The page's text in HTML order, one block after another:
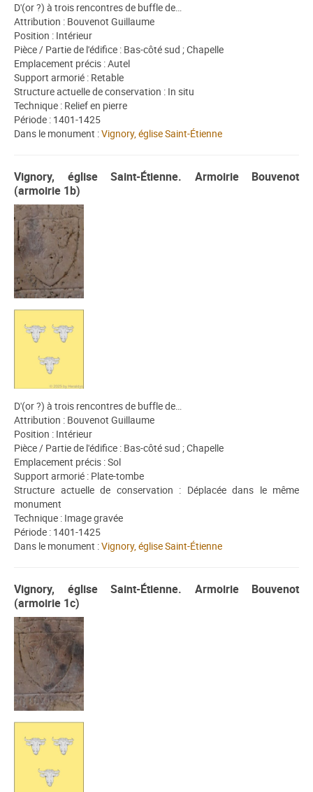
D'(or ?) à trois rencontres de buffle de…
Attribution : Bouvenot Guillaume
Position : Intérieur
Pièce / Partie de l'édifice : Bas-côté sud ; Chapelle
Emplacement précis : Autel
Support armorié : Retable
Structure actuelle de conservation : In situ
Technique : Relief en pierre
Période : 1401-1425
Dans le monument :Vignory, église Saint-Étienne
Vignory, église Saint-Étienne. Armoirie Bouvenot
(armoirie 1b)
D'(or ?) à trois rencontres de buffle de…
Attribution : Bouvenot Guillaume
Position : Intérieur
Pièce / Partie de l'édifice : Bas-côté sud ; Chapelle
Emplacement précis : Sol
Support armorié : Plate-tombe
Structure actuelle de conservation : Déplacée dans le même
monument
Technique : Image gravée
Période : 1401-1425
Dans le monument :Vignory, église Saint-Étienne
Vignory, église Saint-Étienne. Armoirie Bouvenot
(armoirie 1c)